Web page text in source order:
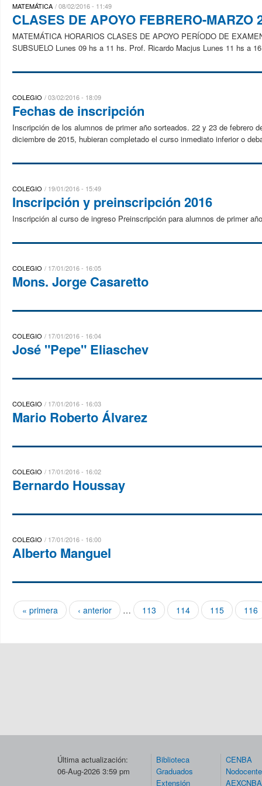
MATEMÁTICA 08/02/2016 - 11:49
CLASES DE APOYO FEBRERO-MARZO
MATEMÁTICA HORARIOS CLASES DE APOYO PERÍODO DE
SUBSUELO Lunes 09 hs a 11 hs. Prof. Ricardo Macjus Lunes 11 hs a
COLEGIO 03/02/2016 - 18:09
Fechas de inscripción
Inscripción de los alumnos de primer año sorteados. 22 y 23 de febrero
diciembre de 2015, hubieran completado el curso inmediato inferior o
COLEGIO 19/01/2016 - 15:49
Inscripción y preinscripción 2016
Inscripción al curso de ingreso Preinscripción para alumnos de primer
COLEGIO 17/01/2016 - 16:05
Mons. Jorge Casaretto
COLEGIO 17/01/2016 - 16:04
José "Pepe" Eliaschev
COLEGIO 17/01/2016 - 16:03
Mario Roberto Álvarez
COLEGIO 17/01/2016 - 16:02
Bernardo Houssay
COLEGIO 17/01/2016 - 16:00
Alberto Manguel
Páginas
« primera ‹ anterior … 113 114 115 116
Última actualización:
06-Aug-2026 3:59 pm
Biblioteca
Graduados
Extensión
CENBA
AEXCNBA